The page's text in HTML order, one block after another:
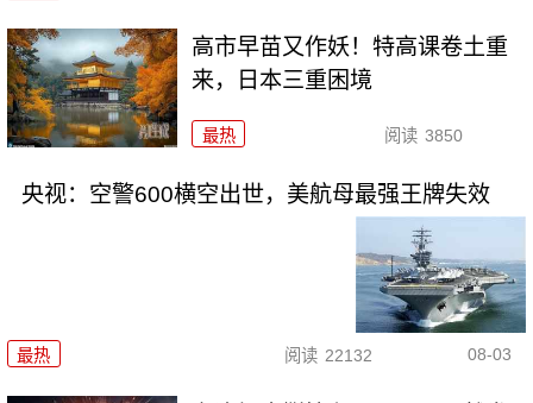
高市早苗又作妖！特高课卷土重
来，日本三重困境
最热 阅读 3850
央视：空警600横空出世，美航母最强王牌失效
最热 阅读 22132 08-03